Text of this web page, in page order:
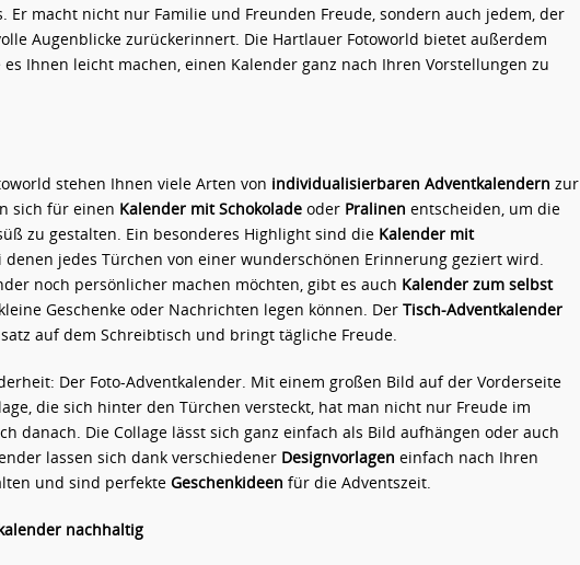
Er macht nicht nur Familie und Freunden Freude, sondern auch jedem, der
Augenblicke zurückerinnert. Die Hartlauer Fotoworld bietet außerdem
es Ihnen leicht machen, einen Kalender ganz nach Ihren Vorstellungen zu
stehen Ihnen viele Arten von individualisierbaren Adventkalendern zur
sich für einen Kalender mit Schokolade oder Pralinen entscheiden, um die
zu gestalten. Ein besonderes Highlight sind die Kalender mit
denen jedes Türchen von einer wunderschönen Erinnerung geziert wird.
noch persönlicher machen möchten, gibt es auch Kalender zum selbst
Geschenke oder Nachrichten legen können. Der Tisch-Adventkalender
auf dem Schreibtisch und bringt tägliche Freude.
Der Foto-Adventkalender. Mit einem großen Bild auf der Vorderseite
die sich hinter den Türchen versteckt, hat man nicht nur Freude im
danach. Die Collage lässt sich ganz einfach als Bild aufhängen oder auch
lassen sich dank verschiedener Designvorlagen einfach nach Ihren
und sind perfekte Geschenkideen für die Adventszeit.
nachhaltig